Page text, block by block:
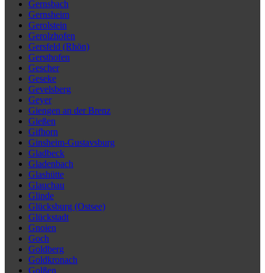
Gernsbach
Gernsheim
Gerolstein
Gerolzhofen
Gersfeld (Rhön)
Gersthofen
Gescher
Geseke
Gevelsberg
Geyer
Giengen an der Brenz
Gießen
Gifhorn
Ginsheim-Gustavsburg
Gladbeck
Gladenbach
Glashütte
Glauchau
Glinde
Glücksburg (Ostsee)
Glückstadt
Gnoien
Goch
Goldberg
Goldkronach
Golßen